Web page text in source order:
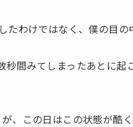
わけではなく、僕の目の
間みてしまったあとに
、この日はこの状態が酷